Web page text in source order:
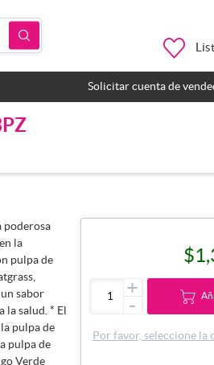
Solicitar cuenta de
poderosa
la
pulpa de
sabor
la salud. * El
pulpa de
pulpa de
Verde
+
-
Por favor, seleccione la